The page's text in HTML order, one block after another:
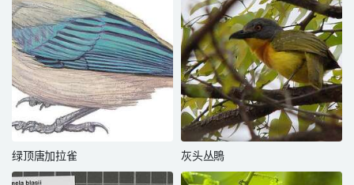
绿顶唐加拉雀 灰头丛鵙